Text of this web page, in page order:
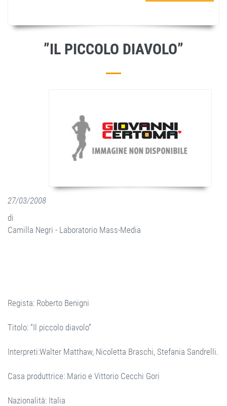
”IL PICCOLO DIAVOLO”
27/03/2008
di
Camilla Negri - Laboratorio Mass-Media
Regista: Roberto Benigni
Titolo: “Il piccolo diavolo”
Interpreti:Walter Matthaw, Nicoletta Braschi, Stefania Sandrelli.
Casa produttrice: Mario e Vittorio Cecchi Gori
Nazionalità: Italia